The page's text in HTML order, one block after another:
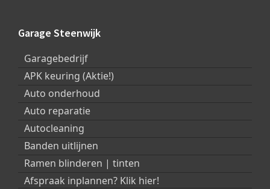
Garage Steenwijk
Garagebedrijf
APK keuring (Aktie!)
Auto onderhoud
Auto reparatie
Autocleaning
Banden uitlijnen
Ramen blinderen | tinten
Afspraak inplannen? Klik hier!